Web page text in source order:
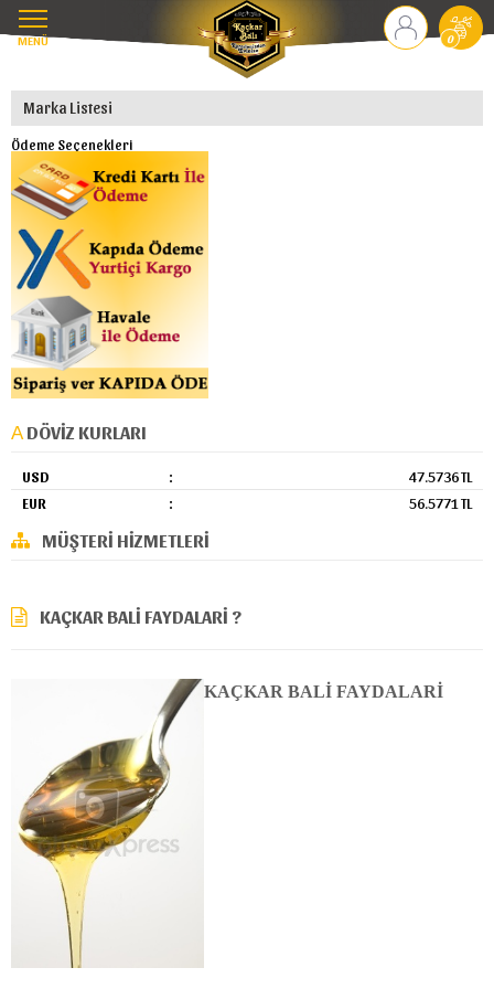
MENÜ 0
Marka Listesi
Ödeme Seçenekleri
DÖVIZ KURLARI
USD :
47.5736 TL
EUR
: 56.5771 TL
MÜŞTERI HIZMETLERI
KAÇKAR BALI FAYDALARI ?
KAÇKAR BALİ FAYDALARİ